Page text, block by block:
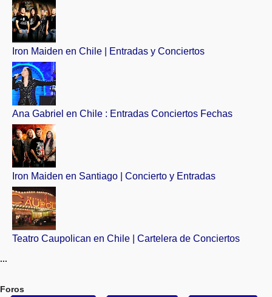
Iron Maiden en Chile | Entradas y Conciertos
Ana Gabriel en Chile : Entradas Conciertos Fechas
Iron Maiden en Santiago | Concierto y Entradas
Teatro Caupolican en Chile | Cartelera de Conciertos
...
Foros